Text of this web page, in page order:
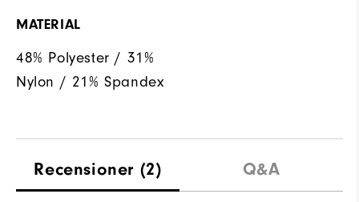
MATERIAL
48% Polyester / 31%
Nylon / 21% Spandex
Recensioner (2) Q&A